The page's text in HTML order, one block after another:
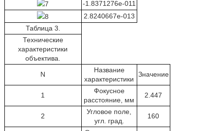
7
-1.8371276е-011
8
2.8240667е-013
Таблица 3.
Технические
характеристики
объектива.
N
Название
характеристики
Значение
1
Фокусное
расстояние, мм
2.447
2
Угловое поле,
угл. град.
160